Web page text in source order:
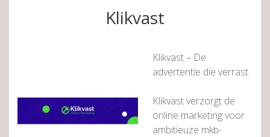
Klikvast
Klikvast – De
advertentie die verrast.
Klikvast verzorgt de
online marketing voor
ambitieuze mkb-